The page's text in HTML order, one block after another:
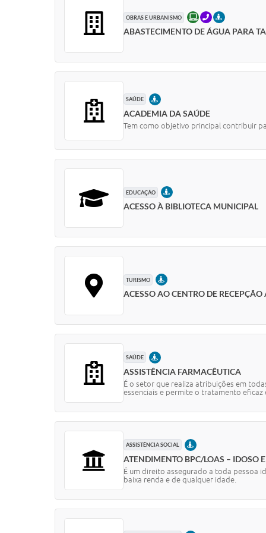
OBRAS E URBANISMO ONLINETELEFONEPRESENCIAL
ABASTECIMENTO DE ÁGUA PARA
SAÚDE PRESENCIAL
ACADEMIA DA SAÚDE
Tem como objetivo principal contribuir
EDUCAÇÃO PRESENCIAL
ACESSO À BIBLIOTECA MUNICIPAL
TURISMO PRESENCIAL
ACESSO AO CENTRO DE
SAÚDE PRESENCIAL
ASSISTÊNCIA FARMACÊUTICA
É o setor que realiza atribuições em
essenciais e permite o tratamento eficaz
ASSISTÊNCIA SOCIAL PRESENCIAL
ATENDIMENTO BPC/LOAS – IDOSO
É um direito assegurado a toda pessoa
baixa renda e de qualquer idade.